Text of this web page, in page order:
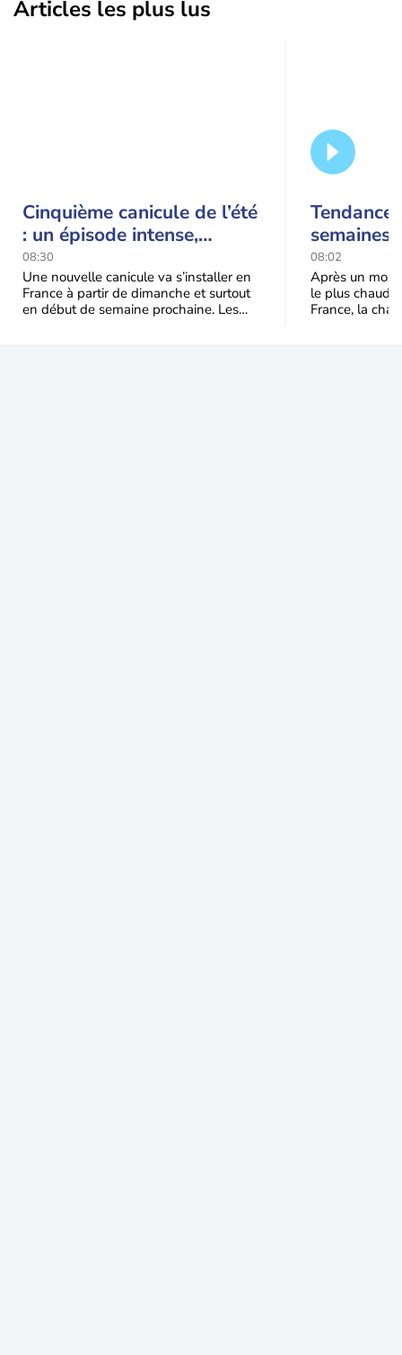
Articles les plus lus
Cinquième canicule de l’été
: un épisode intense,
durable et étendu la
semaine prochaine
08:30
Une nouvelle canicule va s’installer en
France à partir de dimanche et surtout
en début de semaine prochaine. Les
Tendance
semaines
septembre
08:02
Après un
le plus chaud
France, la